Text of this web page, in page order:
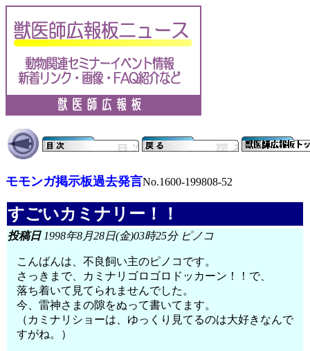
モモンガ掲示板過去発言No.1600-199808-52
すごいカミナリー！！
投稿日1998年8月28日(金)03時25分 ピノコ
こんばんは、不良飼い主のピノコです。
さっきまで、カミナリゴロゴロドッカーン！！で、
落ち着いて見てられませんでした。
今、雷神さまの隙をぬって書いてます。
（カミナリショーは、ゆっくり見てるのは大好きなんで
すがね。）